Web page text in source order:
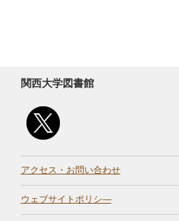
関西大学図書館
アクセス・お問い合わせ
ウェブサイトポリシ―